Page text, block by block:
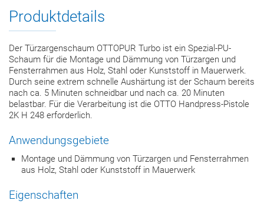
Produktdetails
Der Türzargenschaum OTTOPUR Turbo ist ein Spezial-PU-
Schaum für die Montage und Dämmung von Türzargen und
Fensterrahmen aus Holz, Stahl oder Kunststoff in Mauerwerk.
Durch seine extrem schnelle Aushärtung ist der Schaum bereits
nach ca. 5 Minuten schneidbar und nach ca. 20 Minuten
belastbar. Für die Verarbeitung ist die OTTO Handpress-Pistole
2K H 248 erforderlich.
Anwendungsgebiete
Montage und Dämmung von Türzargen und Fensterrahmen
aus Holz, Stahl oder Kunststoff in Mauerwerk
Eigenschaften